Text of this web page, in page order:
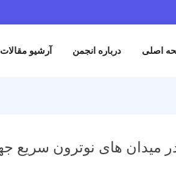
اصلی درباره انجمن آرشیو مقالات